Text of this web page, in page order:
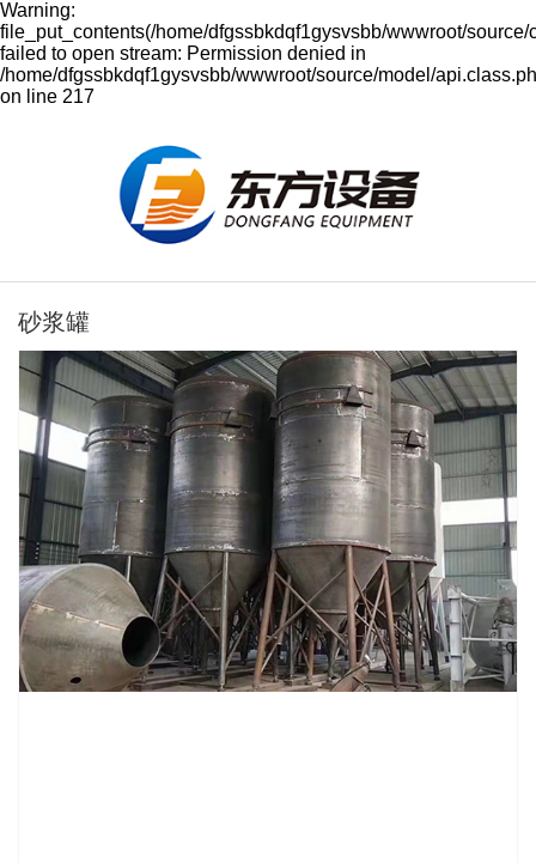
Warning:
file_put_contents(/home/dfgssbkdqf1gysvsbb/wwwroot/
failed to open stream: Permission denied in
/home/dfgssbkdqf1gysvsbb/wwwroot/source/model/
on line 217
砂浆罐